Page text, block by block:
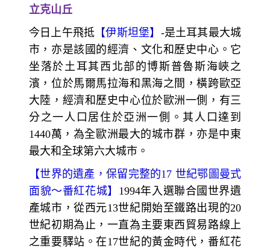
立克山丘
今日上午飛抵 【伊斯坦堡】 -是土耳其最大城
市，亦是該國的經濟、文化和歷史中心。它
坐落於土耳其西北部的博斯普魯斯海峽之
濱，位於馬爾馬拉海和黑海之間，橫跨歐亞
大陸，經濟和歷史中心位於歐洲一側，有三
分之一人口居住於亞洲一側。其人口達到
1440萬，為全歐洲最大的城市群，亦是中東
最大和全球第六大城市。
【世界的遺產，保留完整的17 世紀鄂圖曼式
面貌～番紅花城】 1994年入選聯合國世界遺
產城市，從西元13世紀開始至鐵路出現的20
世紀初期為止，一直為主要東西貿易路線上
之重要驛站。在17世紀的黃金時代，番紅花